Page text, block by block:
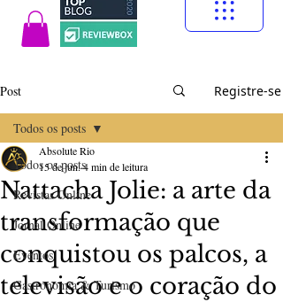
Post Registre-se
Todos os posts
Revistas Online
Jornal Online
Eventos
Gastronomia & Turismo
Todos os posts
Nattacha Jolie: a arte da
transformação que
conquistou os palcos, a
televisão e o coração do
Absolute Rio
15 de jun.4 min de leitura